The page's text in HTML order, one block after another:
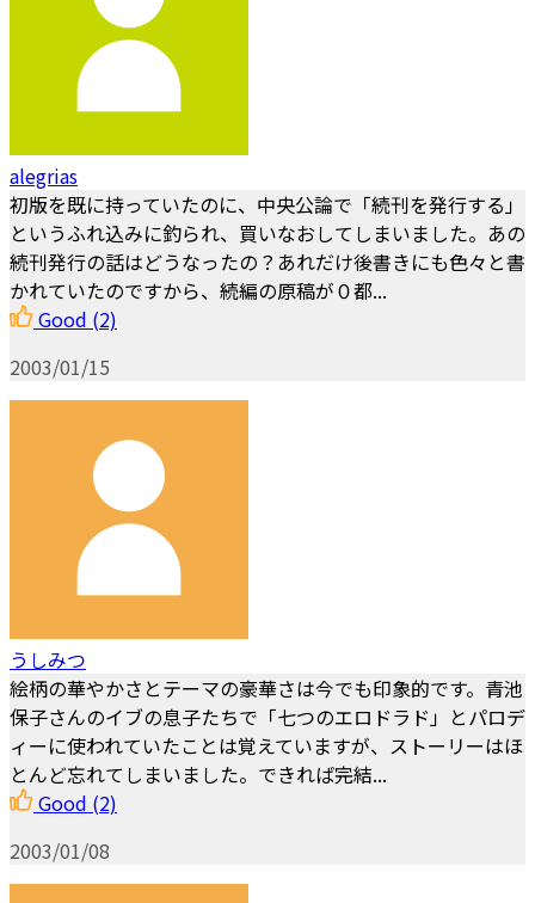
alegrias
初版を既に持っていたのに、中央公論で「続刊を発行する」
というふれ込みに釣られ、買いなおしてしまいました。あの
続刊発行の話はどうなったの？あれだけ後書きにも色々と書
かれていたのですから、続編の原稿が０都...
Good (2)
2003/01/15
うしみつ
絵柄の華やかさとテーマの豪華さは今でも印象的です。青池
保子さんのイブの息子たちで「七つのエロドラド」とパロデ
ィーに使われていたことは覚えていますが、ストーリーはほ
とんど忘れてしまいました。できれば完結...
Good (2)
2003/01/08